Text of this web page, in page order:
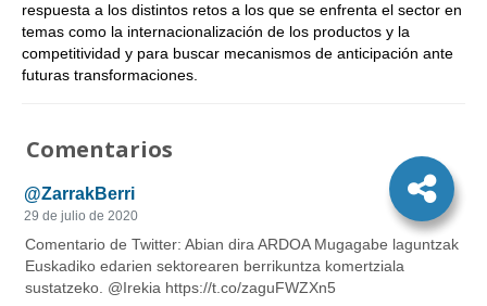
respuesta a los distintos retos a los que se enfrenta el sector en
temas como la internacionalización de los productos y la
competitividad y para buscar mecanismos de anticipación ante
futuras transformaciones.
Comentarios